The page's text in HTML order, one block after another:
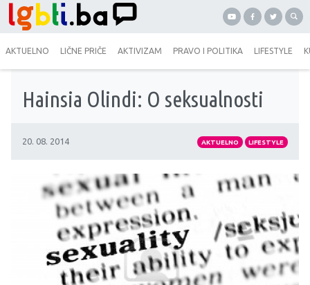
AKTUELNO LIČNE PRIČE AKTIVIZAM PRAVO I POLITIKA LIFESTYLE
Hainsia Olindi: O seksualnosti
20. 08. 2014 AKTUELNO LIFESTYLE